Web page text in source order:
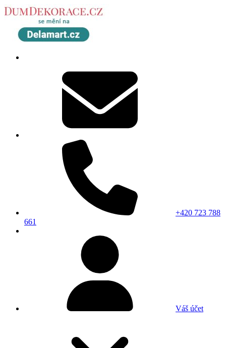
+420 723 788
661
Váš účet